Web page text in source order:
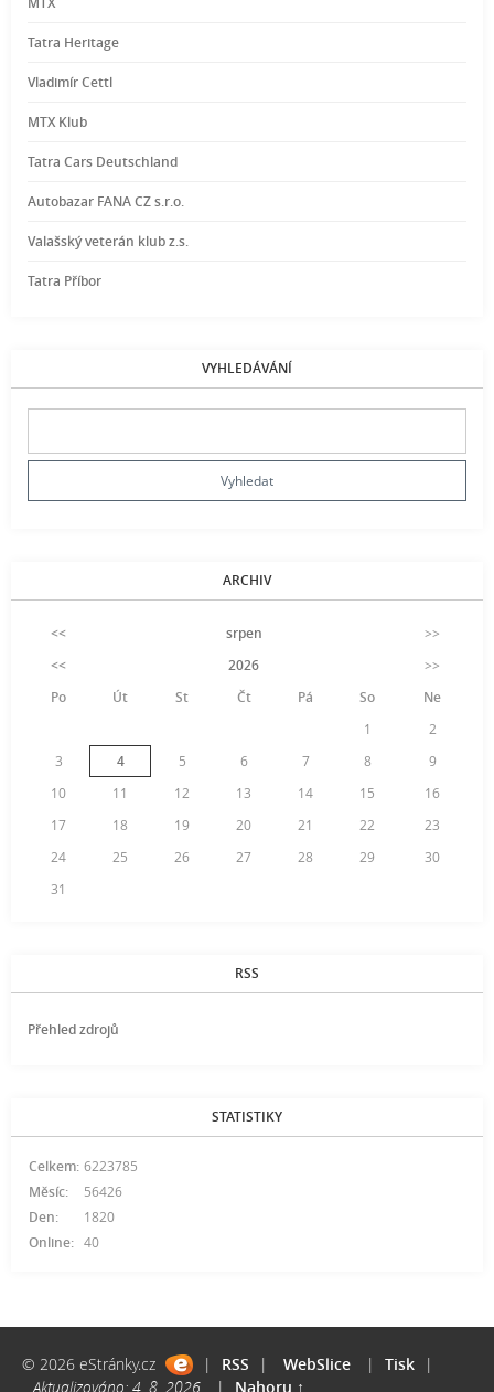
Tatra Heritage
Vladimír Cettl
MTX Klub
Tatra Cars Deutschland
Autobazar FANA CZ s.r.o.
Valašský veterán klub z.s.
Tatra Příbor
VYHLEDÁVÁNÍ
ARCHIV
<< srpen
>>
<<
2026
>>
Po
Út St Čt Pá So
Ne
1
2
3
4 5 6 7 8
9
10
11 12 13 14 15
16
17
18 19 20 21 22
23
24
25 26 27 28 29
30
31
RSS
Přehled zdrojů
STATISTIKY
Online: 40
Celkem: 6223785
Měsíc:
56426
Den:
1820
© 2026 eStránky.cz | RSS | WebSlice | Tisk
|
Aktualizováno: 4. 8. 2026
| Nahoru ↑